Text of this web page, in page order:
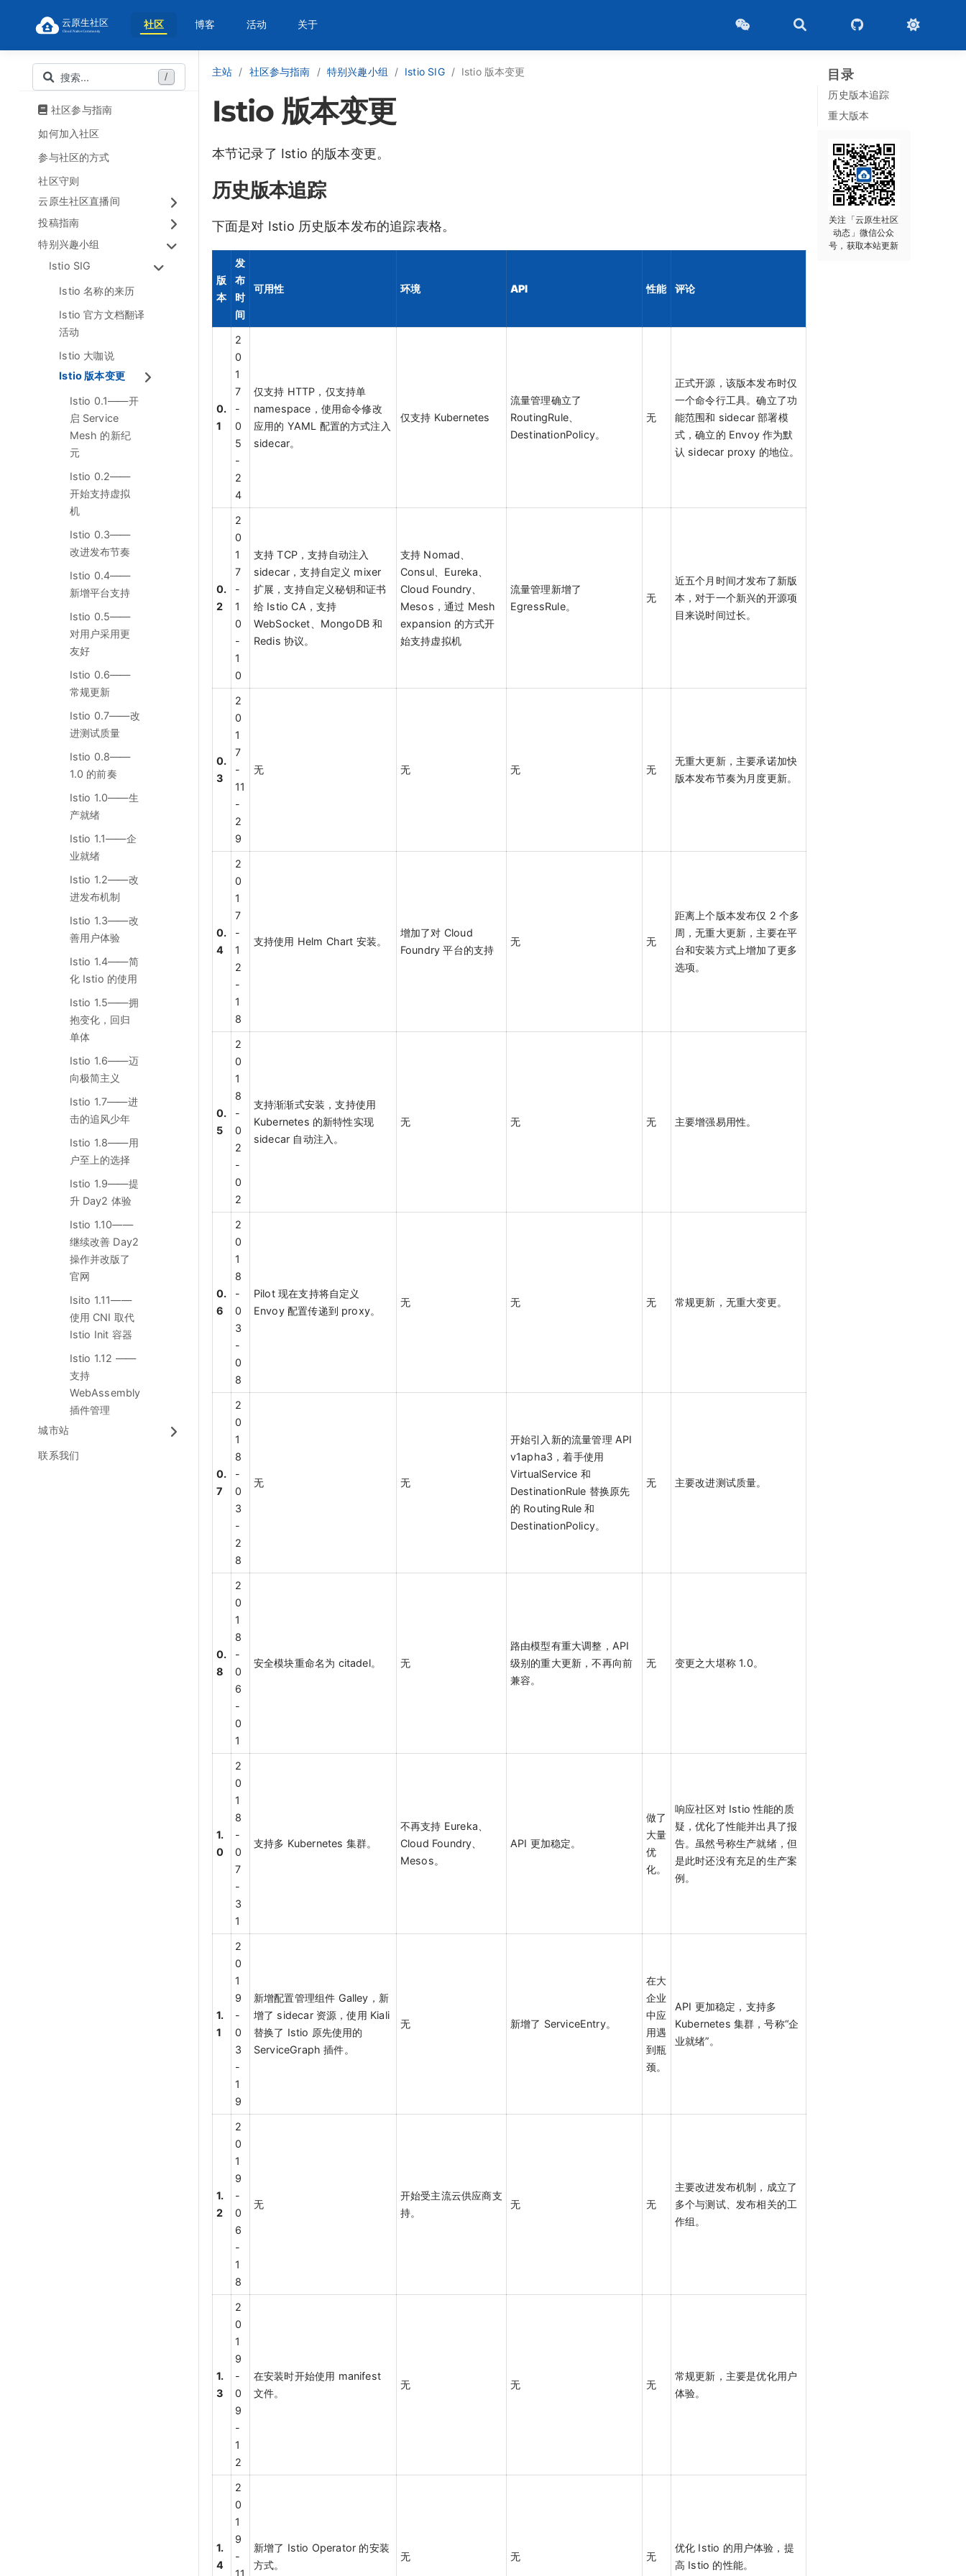
社区 博客 活动 关于
搜索... /
社区参与指南
如何加入社区
参与社区的方式
社区守则
云原生社区直播间
投稿指南
特别兴趣小组
Istio SIG
Istio 名称的来历
Istio 官方文档翻译
活动
Istio 大咖说
Istio 版本变更
Istio 0.1——开
启 Service
Mesh 的新纪
元
Istio 0.2——
开始支持虚拟
机
Istio 0.3——
改进发布节奏
Istio 0.4——
新增平台支持
Istio 0.5——
对用户采用更
友好
Istio 0.6——
常规更新
Istio 0.7——改
进测试质量
Istio 0.8——
1.0 的前奏
Istio 1.0——生
产就绪
Istio 1.1——企
业就绪
Istio 1.2——改
进发布机制
Istio 1.3——改
善用户体验
Istio 1.4——简
化 Istio 的使用
Istio 1.5——拥
抱变化，回归
单体
Istio 1.6——迈
向极简主义
Istio 1.7——进
击的追风少年
Istio 1.8——用
户至上的选择
Istio 1.9——提
升 Day2 体验
Istio 1.10——
继续改善 Day2
操作并改版了
官网
Isito 1.11——
使用 CNI 取代
Istio Init 容器
Istio 1.12 ——
支持
WebAssembly
插件管理
城市站
联系我们
目录
历史版本追踪
重大版本
关注「云原生社区
动态」微信公众
号，获取本站更新
主站 社区参与指南 特别兴趣小组 Istio SIG Istio 版本变更
Istio 版本变更
本节记录了 Istio 的版本变更。
历史版本追踪
下面是对 Istio 历史版本发布的追踪表格。
版
本
发
布
时
间
可用性 环境 API 性能 评论
0.
1
2
0
1
7
-
0
5
-
2
4
仅支持 HTTP，仅支持单
namespace，使用命令修改
应用的 YAML 配置的方式注入
sidecar。
仅支持 Kubernetes
流量管理确立了
RoutingRule、
DestinationPolicy。
无
正式开源，该版本发布时仅
一个命令行工具。确立了功
能范围和 sidecar 部署模
式，确立的 Envoy 作为默
认 sidecar proxy 的地位。
0.
2
2
0
1
7
-
1
0
-
1
0
支持 TCP，支持自动注入
sidecar，支持自定义 mixer
扩展，支持自定义秘钥和证书
给 Istio CA，支持
WebSocket、MongoDB 和
Redis 协议。
支持 Nomad、
Consul、Eureka、
Cloud Foundry、
Mesos，通过 Mesh
expansion 的方式开
始支持虚拟机
流量管理新增了
EgressRule。
无
近五个月时间才发布了新版
本，对于一个新兴的开源项
目来说时间过长。
0.
3
2
0
1
7
-
11
-
2
9
无 无 无 无
无重大更新，主要承诺加快
版本发布节奏为月度更新。
0.
4
2
0
1
7
-
1
2
-
1
8
支持使用 Helm Chart 安装。
增加了对 Cloud
Foundry 平台的支持
无 无
距离上个版本发布仅 2 个多
周，无重大更新，主要在平
台和安装方式上增加了更多
选项。
0.
5
2
0
1
8
-
0
2
-
0
2
支持渐渐式安装，支持使用
Kubernetes 的新特性实现
sidecar 自动注入。
无 无 无 主要增强易用性。
0.
6
2
0
1
8
-
0
3
-
0
8
Pilot 现在支持将自定义
Envoy 配置传递到 proxy。
无 无 无 常规更新，无重大变更。
0.
7
2
0
1
8
-
0
3
-
2
8
无 无
开始引入新的流量管理 API
v1apha3，着手使用
VirtualService 和
DestinationRule 替换原先
的 RoutingRule 和
DestinationPolicy。
无 主要改进测试质量。
0.
8
2
0
1
8
-
0
6
-
0
1
安全模块重命名为 citadel。 无
路由模型有重大调整，API
级别的重大更新，不再向前
兼容。
无 变更之大堪称 1.0。
1.
0
2
0
1
8
-
0
7
-
3
1
支持多 Kubernetes 集群。
不再支持 Eureka、
Cloud Foundry、
Mesos。
API 更加稳定。
做了
大量
优
化。
响应社区对 Istio 性能的质
疑，优化了性能并出具了报
告。虽然号称生产就绪，但
是此时还没有充足的生产案
例。
1.
1
2
0
1
9
-
0
3
-
1
9
新增配置管理组件 Galley，新
增了 sidecar 资源，使用 Kiali
替换了 Istio 原先使用的
ServiceGraph 插件。
无 新增了 ServiceEntry。
在大
企业
中应
用遇
到瓶
颈。
API 更加稳定，支持多
Kubernetes 集群，号称“企
业就绪”。
1.
2
2
0
1
9
-
0
6
-
1
8
无
开始受主流云供应商支
持。
无 无
主要改进发布机制，成立了
多个与测试、发布相关的工
作组。
1.
3
2
0
1
9
-
0
9
-
1
2
在安装时开始使用 manifest
文件。
无 无 无
常规更新，主要是优化用户
体验。
1.
4
2
0
1
9
-
11
新增了 Istio Operator 的安装
方式。
无 无 无
优化 Istio 的用户体验，提
高 Istio 的性能。